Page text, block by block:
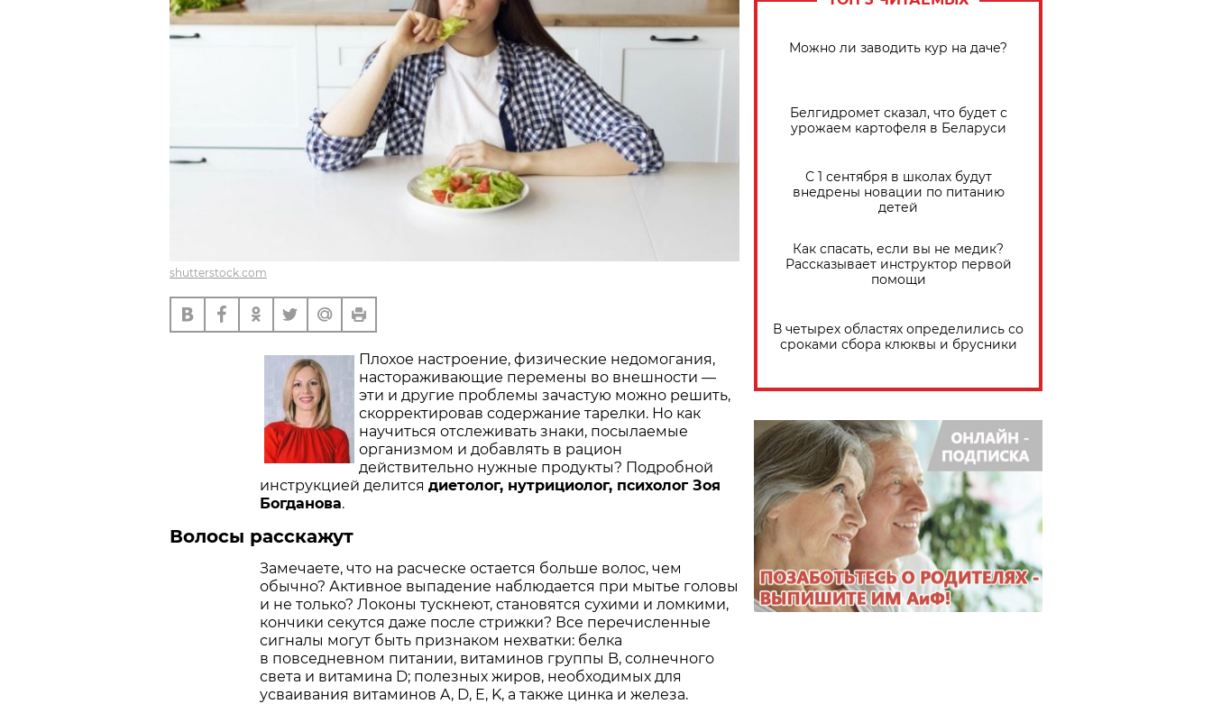
shutterstock.com
Плохое настроение, физические недомогания,
настораживающие перемены во внешности —
эти и другие проблемы зачастую можно решить,
скорректировав содержание тарелки. Но как
научиться отслеживать знаки, посылаемые
организмом и добавлять в рацион
действительно нужные продукты? Подробной
инструкцией делится диетолог, нутрициолог, психолог Зоя
Богданова.
Волосы расскажут
Замечаете, что на расческе остается больше волос, чем
обычно? Активное выпадение наблюдается при мытье головы
и не только? Локоны тускнеют, становятся сухими и ломкими,
кончики секутся даже после стрижки? Все перечисленные
сигналы могут быть признаком нехватки: белка
в повседневном питании, витаминов группы B, солнечного
света и витамина D; полезных жиров, необходимых для
усваивания витаминов A, D, E, K, а также цинка и железа.
Можно ли заводить кур на даче?
Белгидромет сказал, что будет с
урожаем картофеля в Беларуси
С 1 сентября в школах будут
внедрены новации по питанию
детей
Как спасать, если вы не медик?
Рассказывает инструктор первой
помощи
В четырех областях определились со
сроками сбора клюквы и брусники